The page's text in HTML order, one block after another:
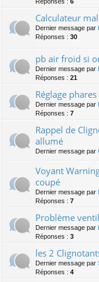
Calculateur
Dernier message par
Réponses : 30
pb air froid si
Dernier message par
Réponses : 21
Réglage
Dernier message par
Réponses : 7
Rappel de
allumé
Dernier message par
Voyant
coupé
Dernier message par
Réponses : 7
Problème
Dernier message par
Réponses : 3
les 2
Dernier message par
Réponses : 4